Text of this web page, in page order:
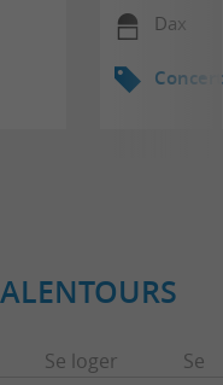
Dax
Se loger Se